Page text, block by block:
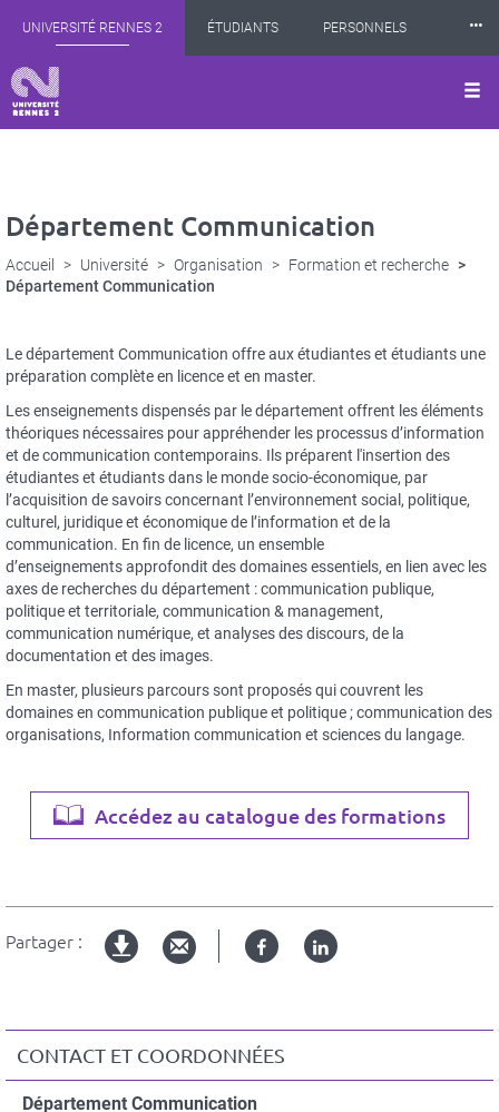
principal
UNIVERSITÉ RENNES 2 ÉTUDIANTS PERSONNELS
INTERNATIONAL
⸱⸱⸱
Département Communication
Accueil Université Organisation
Formation et recherche
Département Communication
Description
succinte
Le département Communication offre aux étudiantes et étudiants une
préparation complète en licence et en master.
Les enseignements dispensés par le département offrent les éléments
théoriques nécessaires pour appréhender les processus d’information
et de communication contemporains. Ils préparent l'insertion des
étudiantes et étudiants dans le monde socio-économique, par
l’acquisition de savoirs concernant l’environnement social, politique,
culturel, juridique et économique de l’information et de la
communication. En fin de licence, un ensemble
d’enseignements approfondit des domaines essentiels, en lien avec les
axes de recherches du département : communication publique,
politique et territoriale, communication & management,
communication numérique, et analyses des discours, de la
documentation et des images.
En master, plusieurs parcours sont proposés qui couvrent les
domaines en communication publique et politique ; communication des
organisations, Information communication et sciences du langage.
Accédez au catalogue des formations
Partager : FacebookLinked
CONTACT ET COORDONNÉES
Contact
Département Communication